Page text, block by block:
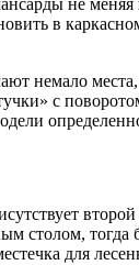
не
в
немало
с
для